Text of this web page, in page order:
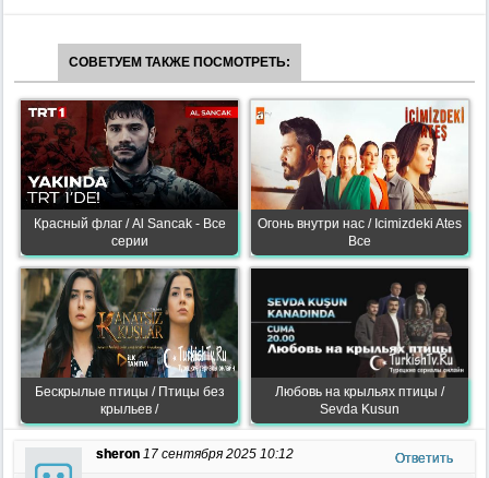
СОВЕТУЕМ ТАКЖЕ ПОСМОТРЕТЬ:
Красный флаг / Al Sancak - Все
серии
Огонь внутри нас / Icimizdeki Ates
Все
Бескрылые птицы / Птицы без
крыльев /
Любовь на крыльях птицы /
Sevda Kusun
sheron 17 сентября 2025 10:12 Ответить